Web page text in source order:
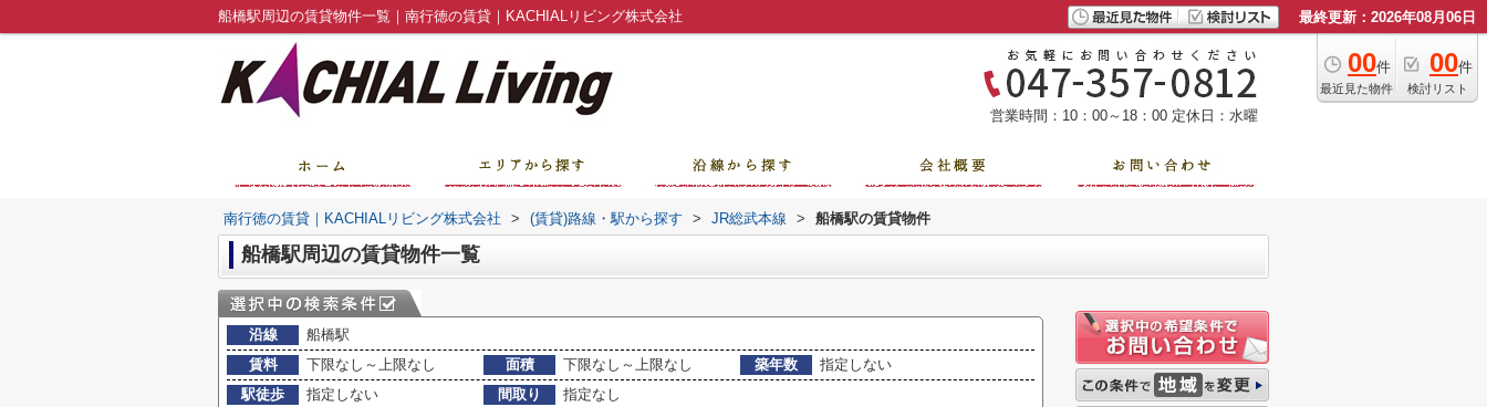
船橋駅周辺の賃貸物件一覧｜南行徳の賃貸｜KACHIALリビング株式会社 最終更新：2026年08月06日
00件
最近見た物件
00件
検討リスト
営業時間：10：00～18：00 定休日：水曜
南行徳の賃貸｜KACHIALリビング株式会社 > (賃貸)路線・駅から探す > JR総武本線 > 船橋駅の賃貸物件
船橋駅周辺の賃貸物件一覧
沿線
船橋駅
賃料
下限なし～上限なし 面積 下限なし～上限なし 築年数
指定しない
駅徒歩
指定しない 間取り
指定なし